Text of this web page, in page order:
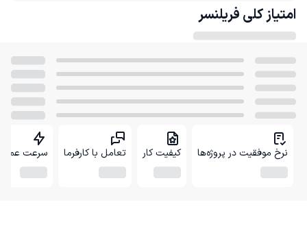
امتیاز کلی فریلنسر
نرخ موفقیت در پروژه‌ها کیفیت کار تعامل با کارفرما سرعت عمل